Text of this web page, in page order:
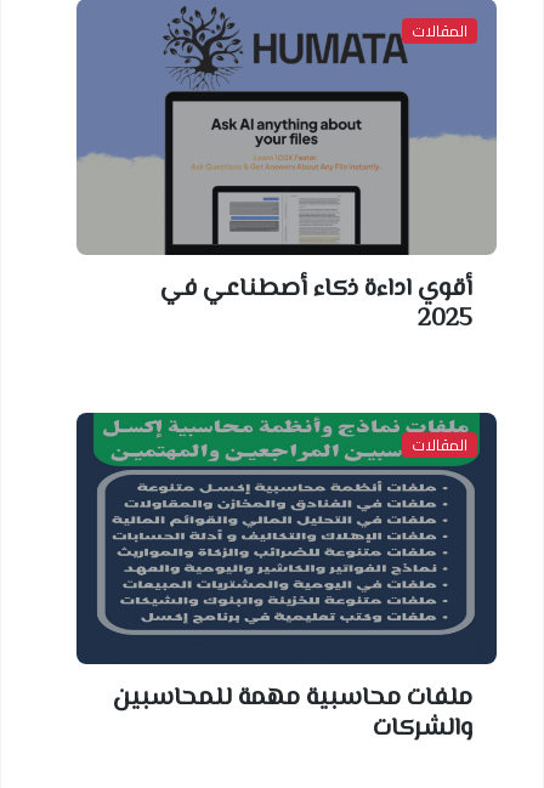
المقالات
أقوي اداءة ذكاء أصطناعي في
2025
المقالات
ملفات محاسبية مهمة للمحاسبين
والشركات